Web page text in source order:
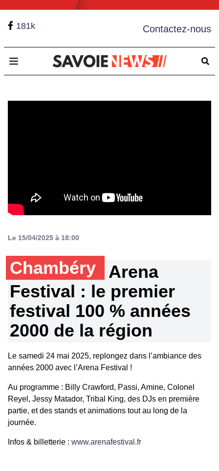
181k Contactez-nous
Open main menu
Le 15/04/2025 à 18:00
Chambéry
Arena
Festival : le premier
festival 100 % années
2000 de la région
Le samedi 24 mai 2025, replongez dans l’ambiance des
années 2000 avec l’Arena Festival !
Au programme : Billy Crawford, Passi, Amine, Colonel
Reyel, Jessy Matador, Tribal King, des DJs en première
partie, et des stands et animations tout au long de la
journée.
Infos & billetterie : www.arenafestival.fr